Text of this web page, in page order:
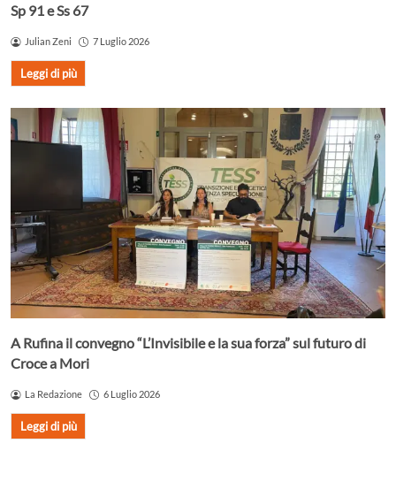
Sp 91 e Ss 67
Julian Zeni 7 Luglio 2026
Leggi di più
A Rufina il convegno “L’Invisibile e la sua forza” sul futuro di
Croce a Mori
La Redazione 6 Luglio 2026
Leggi di più